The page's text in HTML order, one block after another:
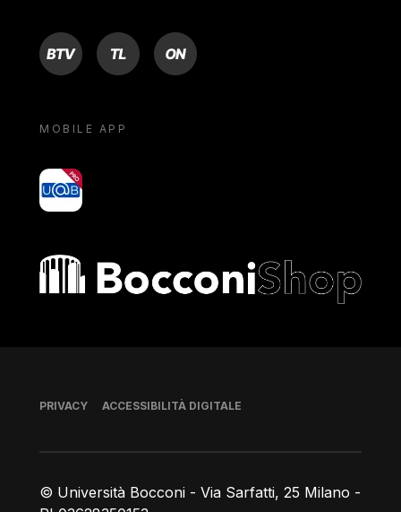
BTV TL ON
MOBILE APP
yoU@B
Bocconi shop
© Università Bocconi - Via Sarfatti, 25 Milano -
Piè di pagina
PRIVACY ACCESSIBILITÀ DIGITALE